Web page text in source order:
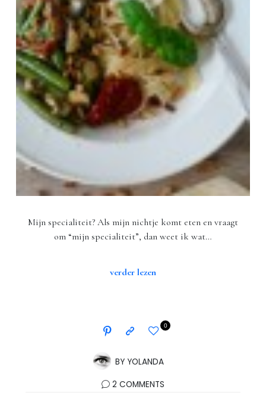
Mijn specialiteit? Als mijn nichtje komt eten en vraagt
om “mijn specialiteit”, dan weet ik wat…
verder lezen
BY YOLANDA
0
2 COMMENTS